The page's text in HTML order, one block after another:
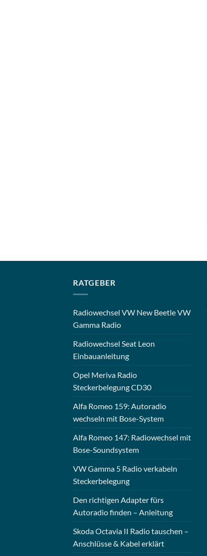
RATGEBER
Radiowechsel VW New Beetle VW
Gamma Radio
Radiowechsel Seat Leon
Einbauanleitung
Opel Meriva Radio
Steckerbelegung CD30
Alfa Romeo 159: Autoradio
wechseln mit Bose-System
Alfa Romeo 147: Radiowechsel mit
Bose-Soundsystem
VW Gamma 5 Radio verkabeln
Steckerbelegung
Den richtigen Adapter fürs
Autoradio finden – Anleitung
Skoda Octavia II Radio tauschen –
Anschlüsse & Kabel erklärt